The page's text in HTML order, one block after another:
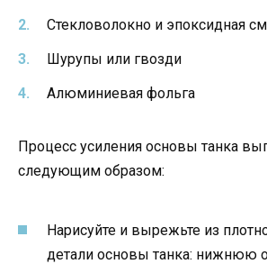
Стекловолокно и эпоксидная
Шурупы или гвозди
Алюминиевая фольга
Процесс усиления основы танка
следующим образом:
Нарисуйте и вырежьте из
детали основы танка: нижнюю